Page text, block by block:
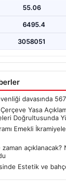
Gürlek, terörle
çerçeve yasanın
55.06
6495.4
3058051
davasında
Yasa
Doğrultusunda
Emekli
açıklanacak?
Estetik ve